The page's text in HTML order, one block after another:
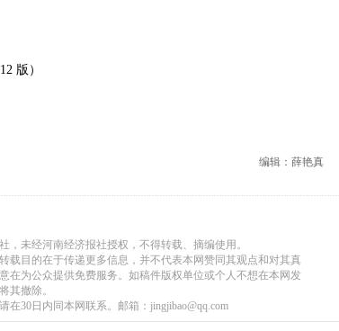
文物在豫开启亚洲首展
七轮争夺 两小组前四名格
耕种”中原
举措出炉 力促民间投资“
抗旱工作专题调度会召开
版）
编辑：薛艳真
，未经河南经济报社授权，不得转载、摘编使用。
载目的在于传递更多信息，并不代表本网赞同其观点和对其真
在为公众提供免费服务。如稿件版权单位或个人不想在本网发
其撤除。
在30日内同本网联系。邮箱：jingjibao@qq.com